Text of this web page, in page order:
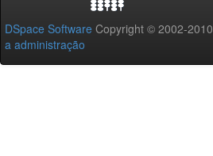
DSpace Software Copyright © 2002-2010
a administração